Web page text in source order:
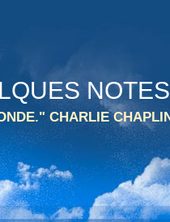
CHARLIE